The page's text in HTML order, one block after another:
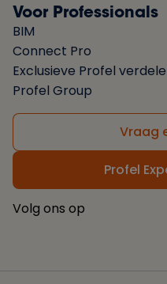
Voor Professionals
BIM
Connect Pro
Exclusieve Profel
Profel Group
Vraag
Profel
Volg ons op